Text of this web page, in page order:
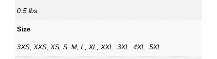
0.5 lbs
Size
3XS, XXS, XS, S, M, L, XL, XXL, 3XL, 4XL, 5XL